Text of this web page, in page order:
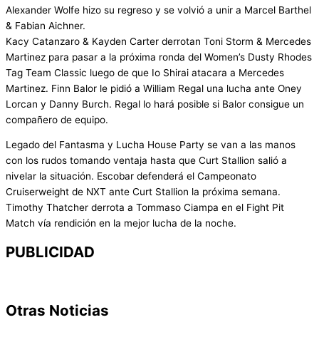
Alexander Wolfe hizo su regreso y se volvió a unir a Marcel Barthel
& Fabian Aichner.
Kacy Catanzaro & Kayden Carter derrotan Toni Storm & Mercedes
Martinez para pasar a la próxima ronda del Women’s Dusty Rhodes
Tag Team Classic luego de que Io Shirai atacara a Mercedes
Martinez. Finn Balor le pidió a William Regal una lucha ante Oney
Lorcan y Danny Burch. Regal lo hará posible si Balor consigue un
compañero de equipo.
Legado del Fantasma y Lucha House Party se van a las manos
con los rudos tomando ventaja hasta que Curt Stallion salió a
nivelar la situación. Escobar defenderá el Campeonato
Cruiserweight de NXT ante Curt Stallion la próxima semana.
Timothy Thatcher derrota a Tommaso Ciampa en el Fight Pit
Match vía rendición en la mejor lucha de la noche.
PUBLICIDAD
Otras Noticias